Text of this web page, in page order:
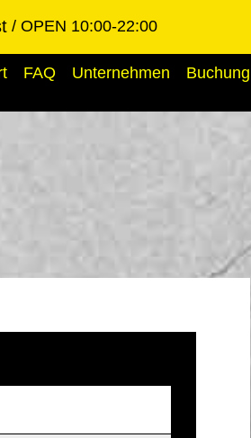
OPEN 10:00-22:00
FAQ Unternehmen
Buchung